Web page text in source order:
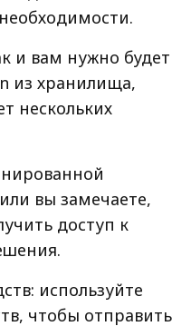
и вам нужно будет
из хранилища,
нескольких
вы замечаете,
доступ к
используйте
чтобы отправить